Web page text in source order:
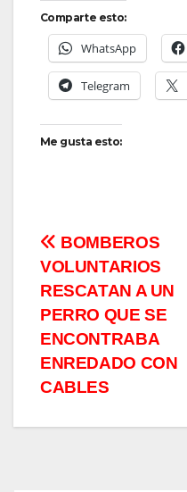
Comparte esto:
WhatsApp
Telegram
Me gusta esto:
Navegación
de
entradas
BOMBEROS
VOLUNTARIOS
RESCATAN A UN
PERRO QUE SE
ENCONTRABA
ENREDADO CON
CABLES